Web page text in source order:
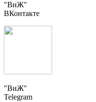
"ВиЖ"
ВКонтакте
"ВиЖ"
Telegram